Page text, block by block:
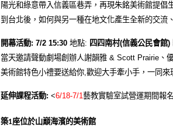
陽光和綠意帶入信義區巷弄，再現朱銘美術館提
到台北後，如何與另一種在地文化產生全新的交流
開幕活動: 7/2 15:30 地點: 四四南村(信義公民會館)
當天邀請聲動劇場創辦人謝韻雅 & Scott Prairie 、
美術館特色小禮要送給你,歡迎大手牽小手，一同來
延伸課程活動: <6/18-7/1藝教實驗室試營運期間報
築1座位於山巔海濱的美術館